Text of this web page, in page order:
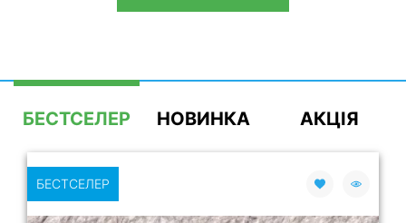
БЕСТСЕЛЕР НОВИНКА АКЦІЯ
БЕСТСЕЛЕР